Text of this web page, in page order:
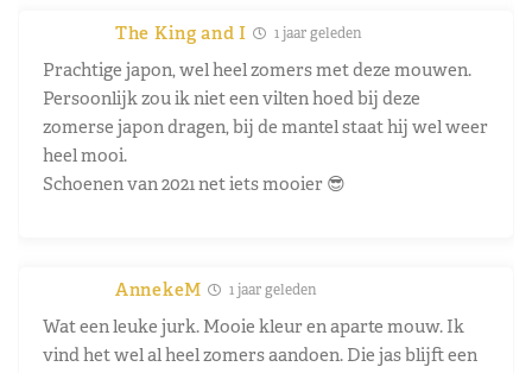
The King and I 1 jaar geleden
Prachtige japon, wel heel zomers met deze mouwen.
Persoonlijk zou ik niet een vilten hoed bij deze
zomerse japon dragen, bij de mantel staat hij wel weer
heel mooi.
Schoenen van 2021 net iets mooier 😎
AnnekeM 1 jaar geleden
Wat een leuke jurk. Mooie kleur en aparte mouw. Ik
vind het wel al heel zomers aandoen. Die jas blijft een